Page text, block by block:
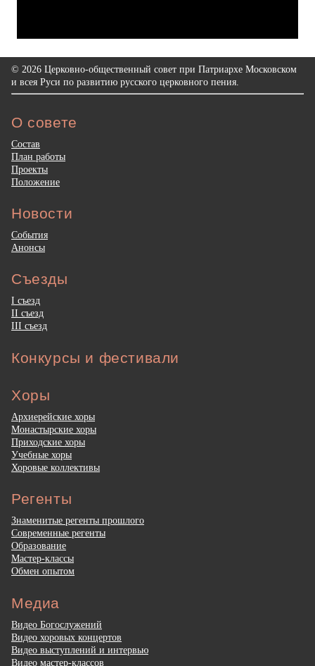
© 2026 Церковно-общественный совет при Патриархе Московском
и всея Руси по развитию русского церковного пения.
О совете
Состав
План работы
Проекты
Положение
Новости
События
Анонсы
Съезды
I съезд
II съезд
III съезд
Конкурсы и фестивали
Хоры
Архиерейские хоры
Монастырские хоры
Приходские хоры
Учебные хоры
Хоровые коллективы
Регенты
Знаменитые регенты прошлого
Современные регенты
Образование
Мастер-классы
Обмен опытом
Медиа
Видео Богослужений
Видео хоровых концертов
Видео выступлений и интервью
Видео мастер-классов